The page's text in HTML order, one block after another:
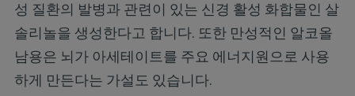
성 질환의 발병과 관련이 있는 신경 활성 화합물인 살
솔리놀을 생성한다고 합니다. 또한 만성적인 알코올
남용은 뇌가 아세테이트를 주요 에너지원으로 사용
하게 만든다는 가설도 있습니다.